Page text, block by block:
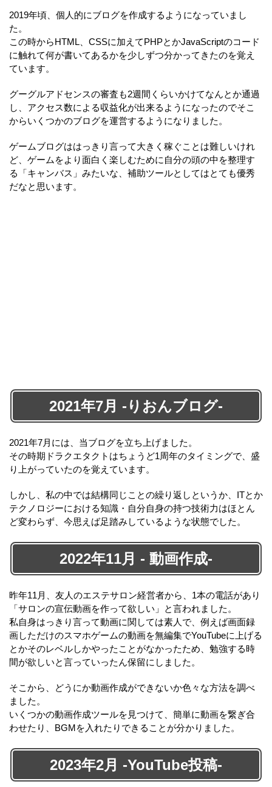
2019年頃、個人的にブログを作成するようになっていまし
た。
この時からHTML、CSSに加えてPHPとかJavaScriptのコード
に触れて何が書いてあるかを少しずつ分かってきたのを覚え
ています。
グーグルアドセンスの審査も2週間くらいかけてなんとか通過
し、アクセス数による収益化が出来るようになったのでそこ
からいくつかのブログを運営するようになりました。
ゲームブログははっきり言って大きく稼ぐことは難しいけれ
ど、ゲームをより面白く楽しむために自分の頭の中を整理す
る「キャンバス」みたいな、補助ツールとしてはとても優秀
だなと思います。
2021年7月 -りおんブログ-
2021年7月には、当ブログを立ち上げました。
その時期ドラクエタクトはちょうど1周年のタイミングで、盛
り上がっていたのを覚えています。
しかし、私の中では結構同じことの繰り返しというか、ITとか
テクノロジーにおける知識・自分自身の持つ技術力はほとん
ど変わらず、今思えば足踏みしているような状態でした。
2022年11月 - 動画作成-
昨年11月、友人のエステサロン経営者から、1本の電話があり
「サロンの宣伝動画を作って欲しい」と言われました。
私自身はっきり言って動画に関しては素人で、例えば画面録
画しただけのスマホゲームの動画を無編集でYouTubeに上げる
とかそのレベルしかやったことがなかったため、勉強する時
間が欲しいと言っていったん保留にしました。
そこから、どうにか動画作成ができないか色々な方法を調べ
ました。
いくつかの動画作成ツールを見つけて、簡単に動画を繋ぎ合
わせたり、BGMを入れたりできることが分かりました。
2023年2月 -YouTube投稿-